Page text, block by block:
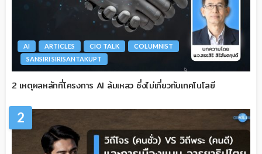
AI ARTICLES CIO TALK
COLUMNIST
SANSIRI SIRISANTAKUPT
2 เหตุผลหลักที่โครงการ AI ล้มเหลว ซึ่งไม่เกี่ยวกับเทคโนโลยี
2